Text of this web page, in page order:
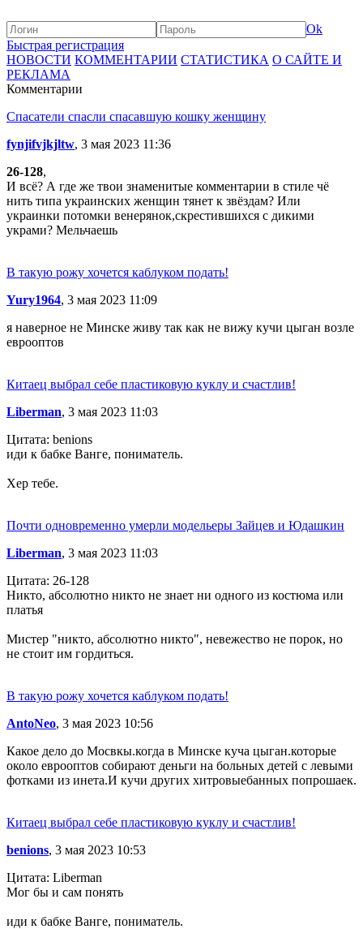
Ok
Быстрая регистрация
НОВОСТИ КОММЕНТАРИИ СТАТИСТИКА О САЙТЕ И
РЕКЛАМА
Комментарии
Спасатели спасли спасавшую кошку женщину
fynjifvjkjltw, 3 мая 2023 11:36
26-128,
И всё? А где же твои знаменитые комментарии в стиле чё
нить типа украинских женщин тянет к звёздам? Или
украинки потомки венерянок,скрестившихся с дикими
украми? Мельчаешь
В такую рожу хочется каблуком подать!
Yury1964, 3 мая 2023 11:09
я наверное не Минске живу так как не вижу кучи цыган возле
еврооптов
Китаец выбрал себе пластиковую куклу и счастлив!
Liberman, 3 мая 2023 11:03
Цитата: benions
иди к бабке Ванге, пониматель.
Хер тебе.
Почти одновременно умерли модельеры Зайцев и Юдашкин
Liberman, 3 мая 2023 11:03
Цитата: 26-128
Никто, абсолютно никто не знает ни одного из костюма или
платья
Мистер "никто, абсолютно никто", невежество не порок, но
не стоит им гордиться.
В такую рожу хочется каблуком подать!
AntoNeo, 3 мая 2023 10:56
Какое дело до Мосвкы.когда в Минске куча цыган.которые
около еврооптов собирают деньги на больных детей с левыми
фотками из инета.И кучи других хитровыебанных попрошаек.
Китаец выбрал себе пластиковую куклу и счастлив!
benions, 3 мая 2023 10:53
Цитата: Liberman
Мог бы и сам понять
иди к бабке Ванге, пониматель.